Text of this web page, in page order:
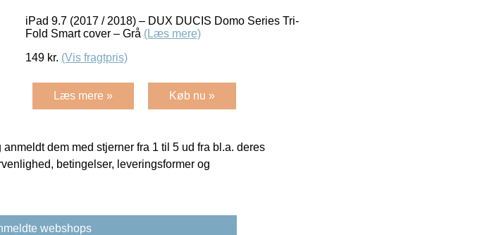
iPad 9.7 (2017 / 2018) – DUX DUCIS Domo Series Tri-
Fold Smart cover – Grå (Læs mere)
149 kr. (Vis fragtpris)
Læs mere » Køb nu »
dem med stjerner fra 1 til 5 ud fra bl.a. deres
betingelser, leveringsformer og
webshops